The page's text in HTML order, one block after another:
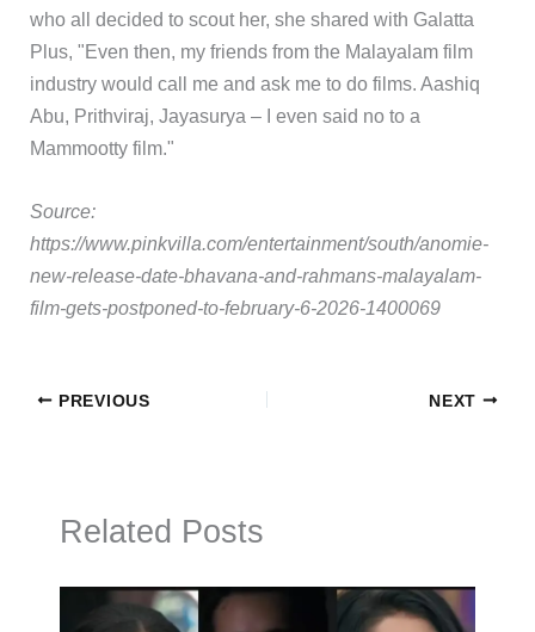
who all decided to scout her, she shared with Galatta
Plus, "Even then, my friends from the Malayalam film
industry would call me and ask me to do films. Aashiq
Abu, Prithviraj, Jayasurya – I even said no to a
Mammootty film."
Source:
https://www.pinkvilla.com/entertainment/south/anomie-
new-release-date-bhavana-and-rahmans-malayalam-
film-gets-postponed-to-february-6-2026-1400069
PREVIOUS NEXT
Related Posts